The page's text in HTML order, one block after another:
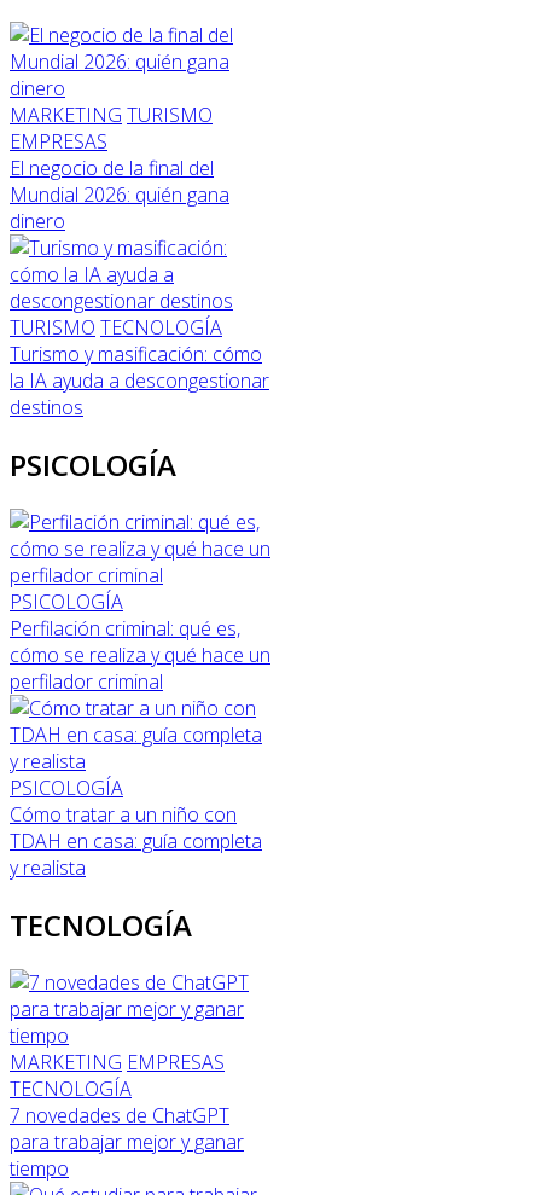
MARKETING TURISMO
EMPRESAS
El negocio de la final del
Mundial 2026: quién gana
dinero
TURISMO TECNOLOGÍA
Turismo y masificación: cómo
la IA ayuda a descongestionar
destinos
PSICOLOGÍA
PSICOLOGÍA
Perfilación criminal: qué es,
cómo se realiza y qué hace un
perfilador criminal
PSICOLOGÍA
Cómo tratar a un niño con
TDAH en casa: guía completa
y realista
TECNOLOGÍA
MARKETING EMPRESAS
TECNOLOGÍA
7 novedades de ChatGPT
para trabajar mejor y ganar
tiempo